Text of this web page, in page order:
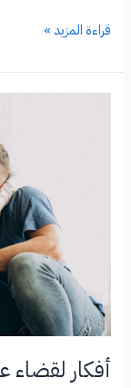
ما
أثر
الطلاق
قراءة المزيد »
أفكار لقضاء